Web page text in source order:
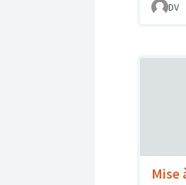
DV
Mise